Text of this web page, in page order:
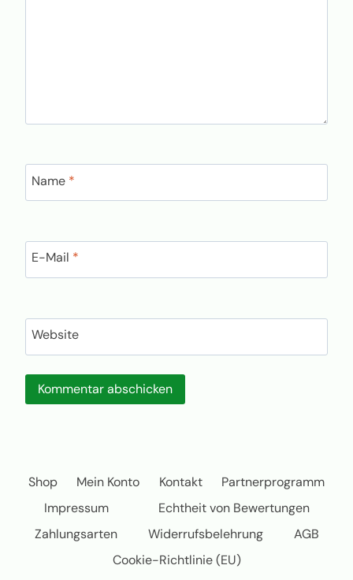
Name *
E-Mail *
Website
Shop Mein Konto Kontakt
Partnerprogramm
Impressum
Echtheit von Bewertungen
Zahlungsarten
Widerrufsbelehrung
AGB
Cookie-Richtlinie (EU)